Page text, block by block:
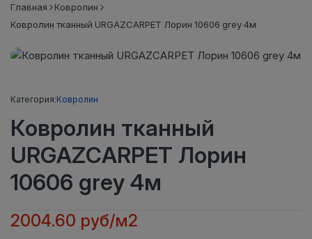
Главная
Ковролин
Ковролин тканный URGAZCARPET Лорин 10606 grey 4м
Категория:Ковролин
Ковролин тканный
URGAZCARPET Лорин
10606 grey 4м
2004.60 руб/м2